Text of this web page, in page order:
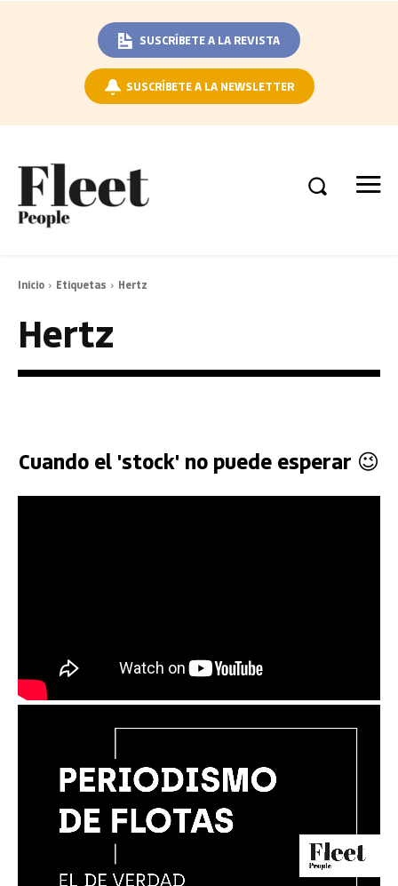
SUSCRÍBETE A LA REVISTA
SUSCRÍBETE A LA NEWSLETTER
Inicio Etiquetas Hertz
Hertz
Cuando el 'stock' no puede esperar 😉